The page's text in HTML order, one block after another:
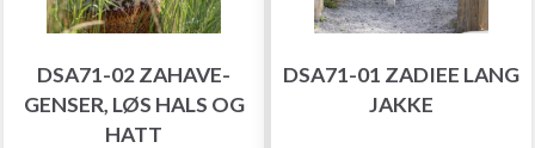
DSA71-02 ZAHAVE-
GENSER, LØS HALS OG
HATT
DSA71-01 ZADIEE LANG
JAKKE